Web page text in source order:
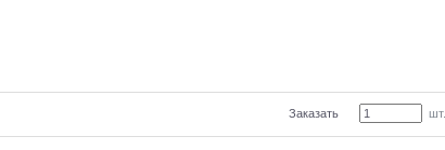
Заказать шт.